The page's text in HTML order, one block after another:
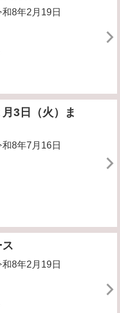
8年2月19日
3日（火）ま
8年7月16日
8年2月19日